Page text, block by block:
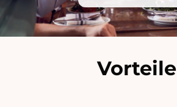
Vorteile